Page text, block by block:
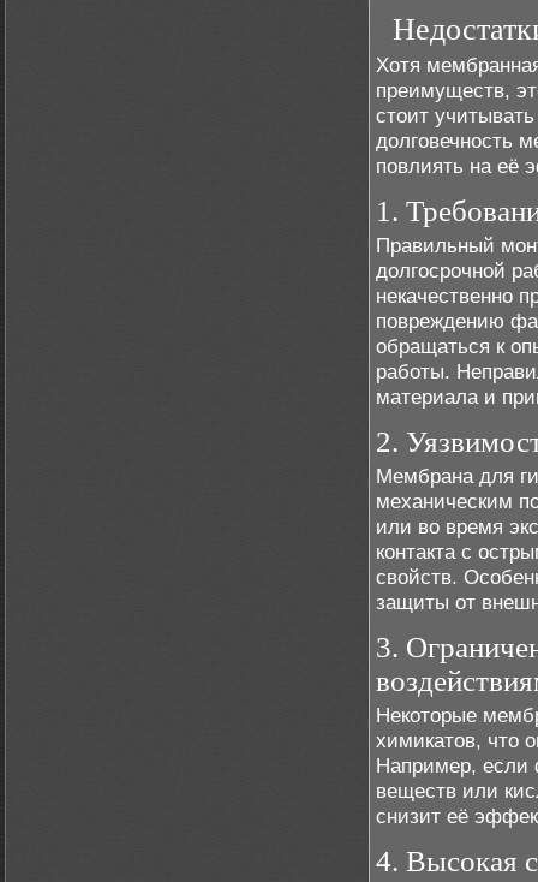
Хотя
преимуществ,
стоит
долговечность
повлиять на её
1.
Правильный
долгосрочной
некачественно
повреждению
обращаться к
работы.
материала и
2.
Мембрана для
механическим
или во время
контакта с
свойств.
защиты от
3.
Некоторые
химикатов, что
Например, если
веществ или
снизит её
4. Высокая